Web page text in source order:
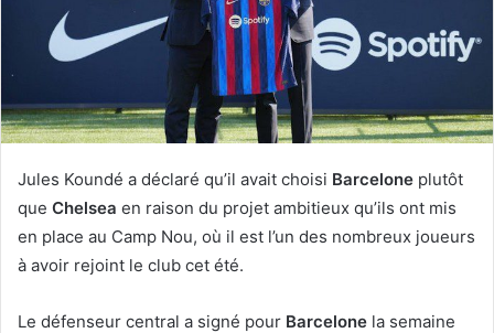
Jules Koundé a déclaré qu’il avait choisi Barcelone plutôt
que Chelsea en raison du projet ambitieux qu’ils ont mis
en place au Camp Nou, où il est l’un des nombreux joueurs
à avoir rejoint le club cet été.
Le défenseur central a signé pour Barcelone la semaine